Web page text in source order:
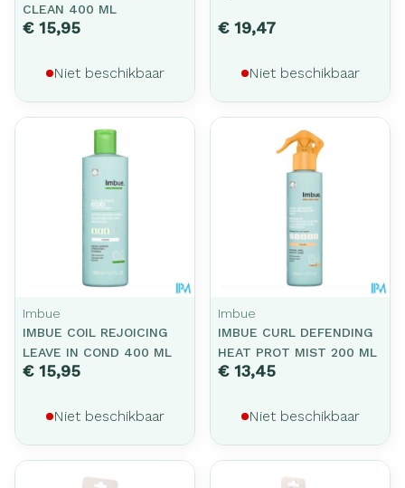
CLEAN 400 ML
€ 15,95
Niet beschikbaar
€ 19,47
Niet beschikbaar
Imbue
IMBUE COIL REJOICING
LEAVE IN COND 400 ML
€ 15,95
Niet beschikbaar
Imbue
IMBUE CURL DEFENDING
HEAT PROT MIST 200 ML
€ 13,45
Niet beschikbaar